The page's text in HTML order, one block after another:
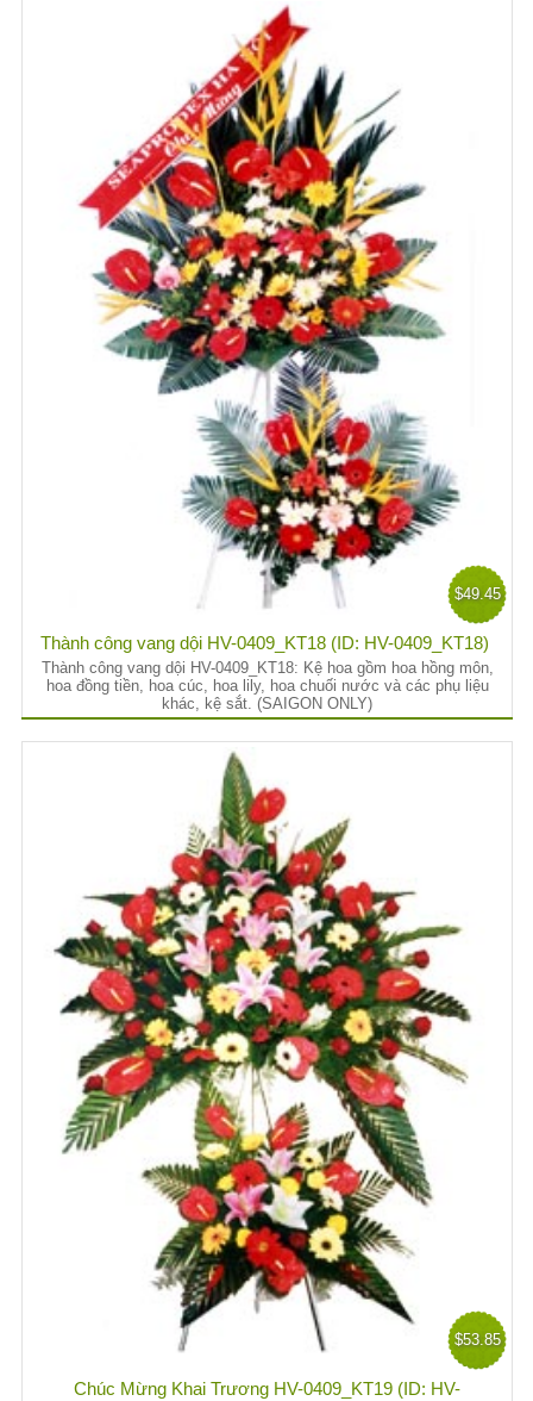
$49.45
Thành công vang dội HV-0409_KT18 (ID: HV-0409_KT18)
Thành công vang dội HV-0409_KT18: Kệ hoa gồm hoa hồng môn,
hoa đồng tiền, hoa cúc, hoa lily, hoa chuối nước và các phụ liệu
khác, kệ sắt. (SAIGON ONLY)
$53.85
Chúc Mừng Khai Trương HV-0409_KT19 (ID: HV-